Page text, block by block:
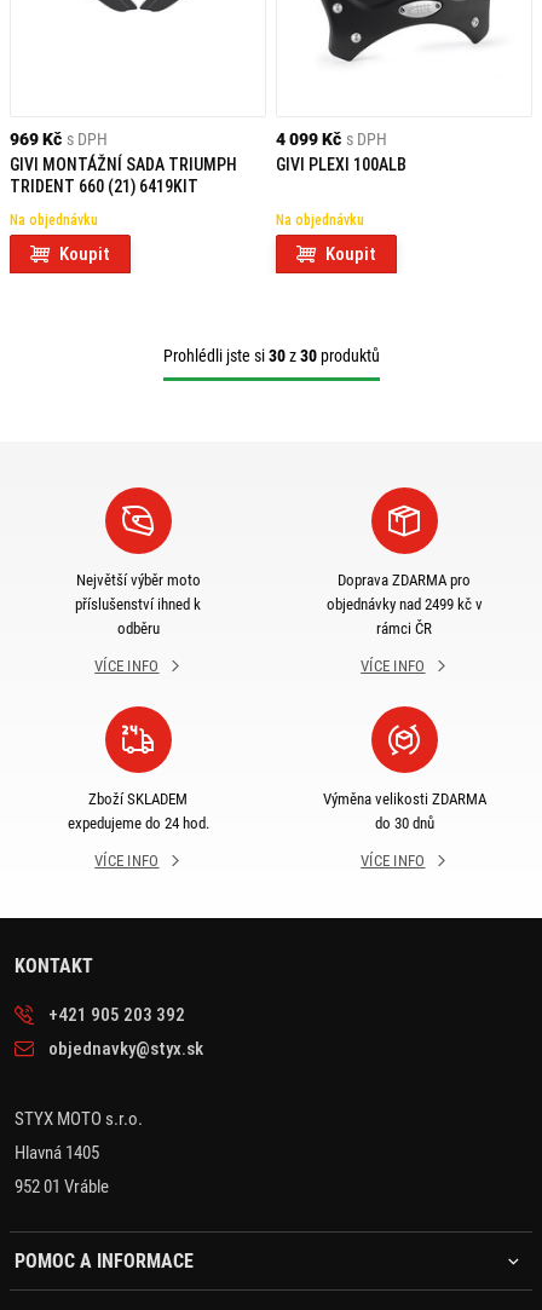
969 Kč s DPH
GIVI MONTÁŽNÍ SADA TRIUMPH
TRIDENT 660 (21) 6419KIT
Na objednávku
Koupit
4 099 Kč s DPH
GIVI PLEXI 100ALB
Na objednávku
Koupit
Prohlédli jste si30z30produktů
Největší výběr moto
příslušenství ihned k
odběru
VÍCE INFO
Doprava ZDARMA pro
objednávky nad 2499 kč v
rámci ČR
VÍCE INFO
Zboží SKLADEM
expedujeme do 24 hod.
VÍCE INFO
Výměna velikosti ZDARMA
do 30 dnů
VÍCE INFO
KONTAKT
+421 905 203 392
objednavky@styx.sk
STYX MOTO s.r.o.
Hlavná 1405
952 01 Vráble
POMOC A INFORMACE